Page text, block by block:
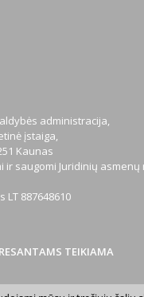
administracija,
įstaiga,
Kaunas
ir saugomi Juridinių asmenų
LT 887648610
TEIKIAMA